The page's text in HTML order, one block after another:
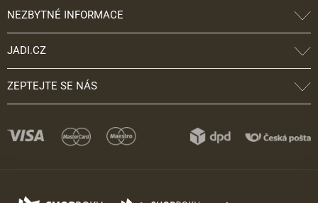
NEZBYTNÉ INFORMACE
JADI.CZ
ZEPTEJTE SE NÁS